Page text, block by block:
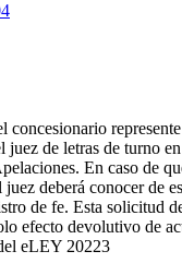
de letras de turno
En caso de
deberá conocer de
de fe. Esta solicitud
efecto devolutivo de
eLEY 20223